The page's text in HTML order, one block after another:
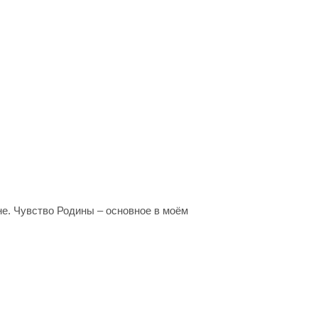
Чувство Родины – основное в моём